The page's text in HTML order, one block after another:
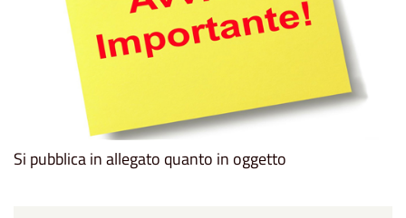
Si pubblica in allegato quanto in oggetto